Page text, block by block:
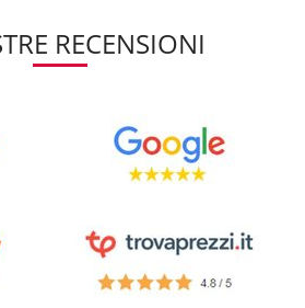
RECENSIONI